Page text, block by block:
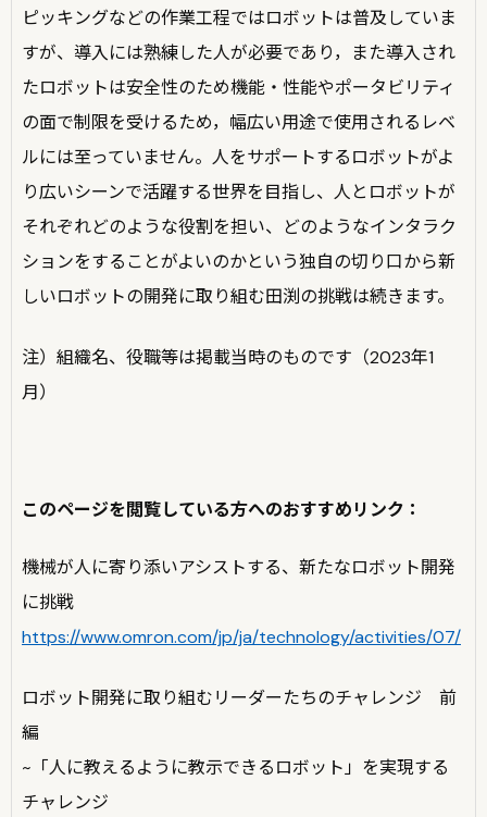
ピッキングなどの作業工程ではロボットは普及していま
すが、導入には熟練した人が必要であり，また導入され
たロボットは安全性のため機能・性能やポータビリティ
の面で制限を受けるため，幅広い用途で使用されるレベ
ルには至っていません。人をサポートするロボットがよ
り広いシーンで活躍する世界を目指し、人とロボットが
それぞれどのような役割を担い、どのようなインタラク
ションをすることがよいのかという独自の切り口から新
しいロボットの開発に取り組む田渕の挑戦は続きます。
注）組織名、役職等は掲載当時のものです（2023年1
月）
このページを閲覧している方へのおすすめリンク：
機械が人に寄り添いアシストする、新たなロボット開発
に挑戦
https://www.omron.com/jp/ja/technology/activities/07/
ロボット開発に取り組むリーダーたちのチャレンジ 前
編
~「人に教えるように教示できるロボット」を実現する
チャレンジ